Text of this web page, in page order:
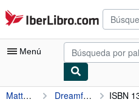
Pasar al contenido principal
IberLibro.com
Menú
Mi cuenta
Matthee, Dalene Dreamforest ISBN